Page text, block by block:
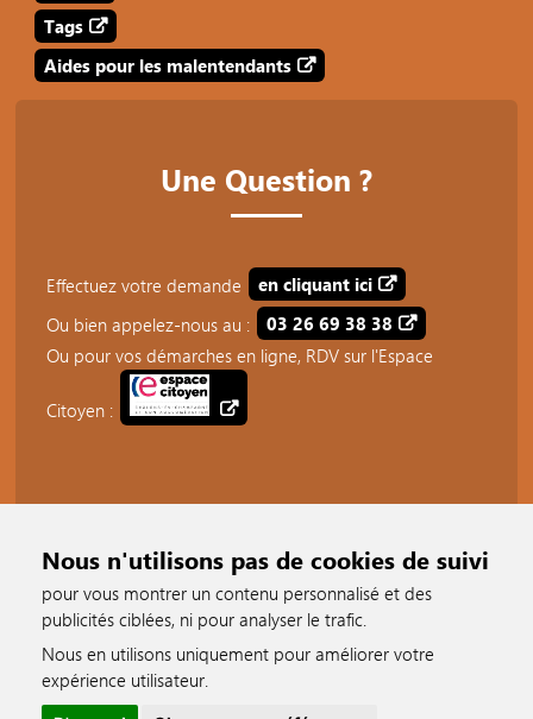
Nous n'utilisons pas de cookies de suivi
pour vous montrer un contenu personnalisé et des
publicités ciblées, ni pour analyser le trafic.
Nous en utilisons uniquement pour améliorer votre
expérience utilisateur.
Tags
Aides pour les malentendants
Une Question ?
Effectuez votre demande
en cliquant ici
Ou bien appelez-nous au :
03 26 69 38 38
Ou pour vos démarches en ligne, RDV sur l'Espace
Citoyen :
accessible